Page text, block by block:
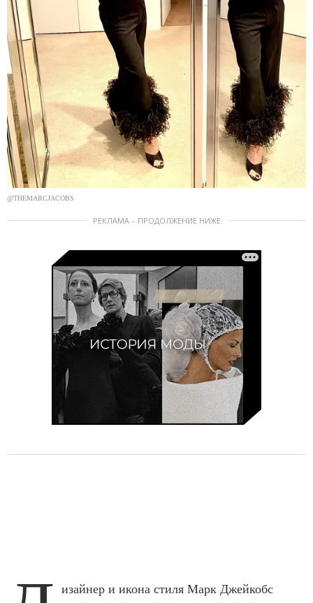
@THEMARCJACOBS
РЕКЛАМА – ПРОДОЛЖЕНИЕ НИЖЕ
изайнер и икона стиля Марк Джейкобс